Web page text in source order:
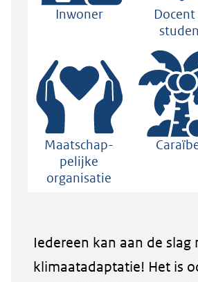
Inwoner
Maatschap­
pelijke
organisatie
Iedereen kan aan de slag
klimaatadaptatie! Het is